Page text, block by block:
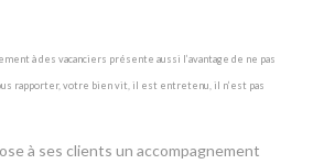
à des vacanciers présente aussi l’avantage de ne pas
rapporter, votre bien vit, il est entretenu, il n’est pas
à ses clients un accompagnement